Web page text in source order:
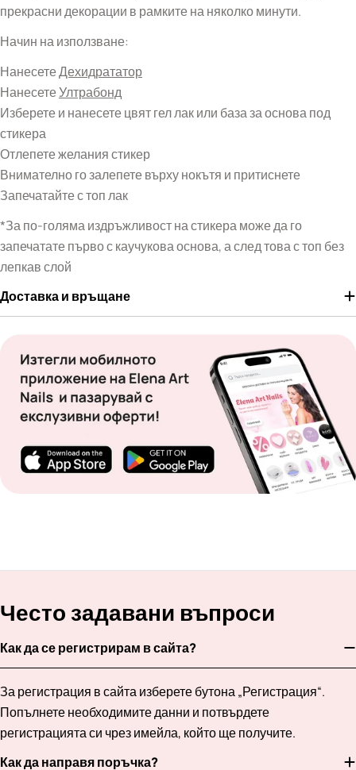
прекрасни декорации в рамките на няколко минути.
Начин на използване:
НанесетеДехидрататор
НанесетеУлтрабонд
Изберете и нанесете цвят гел лак или база за основа под
стикера
Отлепете желания стикер
Внимателно го залепете върху нокътя и притиснете
Запечатайте с топ лак
*За по-голяма издръжливост на стикера може да го
запечатате първо с каучукова основа, а след това с топ без
лепкав слой
Доставка и връщане
Често задавани въпроси
Как да се регистрирам в сайта?
За регистрация в сайта изберете бутона „Регистрация“.
Попълнете необходимите данни и потвърдете
регистрацията си чрез имейла, който ще получите.
Как да направя поръчка?